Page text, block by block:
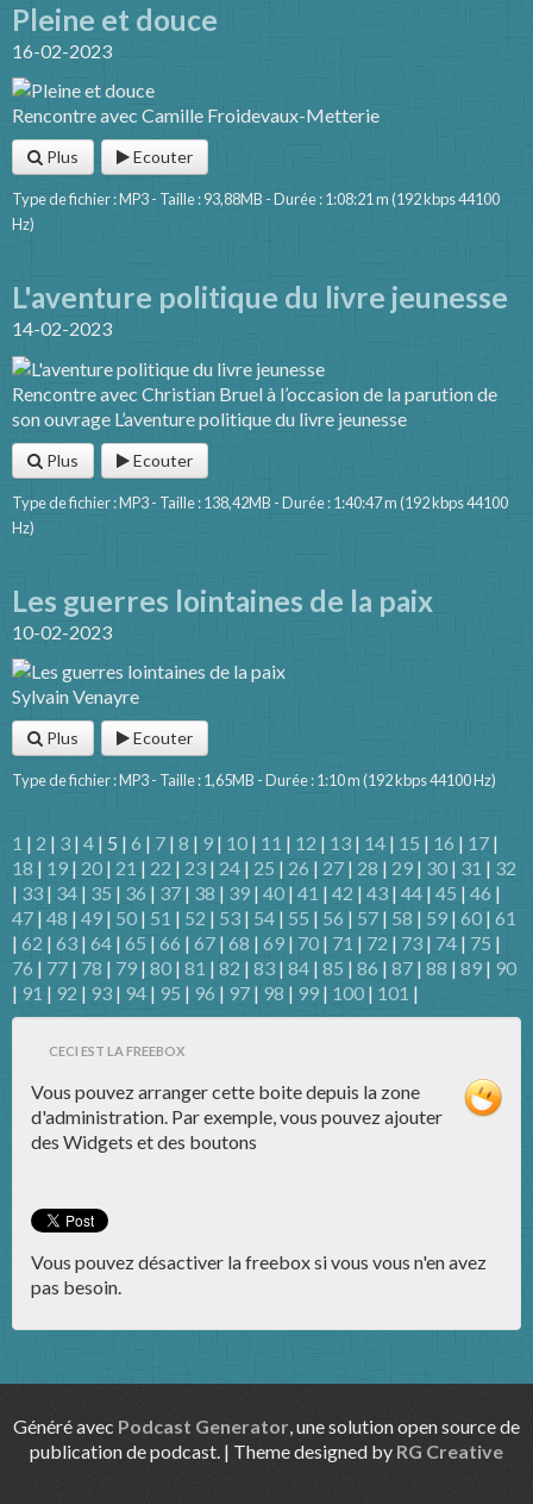
Pleine et douce
16-02-2023
Rencontre avec Camille Froidevaux-Metterie
Plus Ecouter
Type de fichier : MP3 - Taille : 93,88MB - Durée : 1:08:21 m (192 kbps 44100
Hz)
L'aventure politique du livre jeunesse
14-02-2023
Rencontre avec Christian Bruel à l’occasion de la parution de
son ouvrage L’aventure politique du livre jeunesse
Plus Ecouter
Type de fichier : MP3 - Taille : 138,42MB - Durée : 1:40:47 m (192 kbps 44100
Hz)
Les guerres lointaines de la paix
10-02-2023
Sylvain Venayre
Plus Ecouter
Type de fichier : MP3 - Taille : 1,65MB - Durée : 1:10 m (192 kbps 44100 Hz)
1 | 2 | 3 | 4 | 5 | 6 | 7 | 8 | 9 | 10 | 11 | 12 | 13 | 14 | 15 | 16 | 17 |
18 | 19 | 20 | 21 | 22 | 23 | 24 | 25 | 26 | 27 | 28 | 29 | 30 | 31 | 32
| 33 | 34 | 35 | 36 | 37 | 38 | 39 | 40 | 41 | 42 | 43 | 44 | 45 | 46 |
47 | 48 | 49 | 50 | 51 | 52 | 53 | 54 | 55 | 56 | 57 | 58 | 59 | 60 | 61
| 62 | 63 | 64 | 65 | 66 | 67 | 68 | 69 | 70 | 71 | 72 | 73 | 74 | 75 |
76 | 77 | 78 | 79 | 80 | 81 | 82 | 83 | 84 | 85 | 86 | 87 | 88 | 89 | 90
| 91 | 92 | 93 | 94 | 95 | 96 | 97 | 98 | 99 | 100 | 101 |
CECI EST LA FREEBOX
Vous pouvez arranger cette boite depuis la zone
d'administration. Par exemple, vous pouvez ajouter
des Widgets et des boutons
Vous pouvez désactiver la freebox si vous vous n'en avez
pas besoin.
Généré avec Podcast Generator, une solution open source de
publication de podcast. | Theme designed by RG Creative